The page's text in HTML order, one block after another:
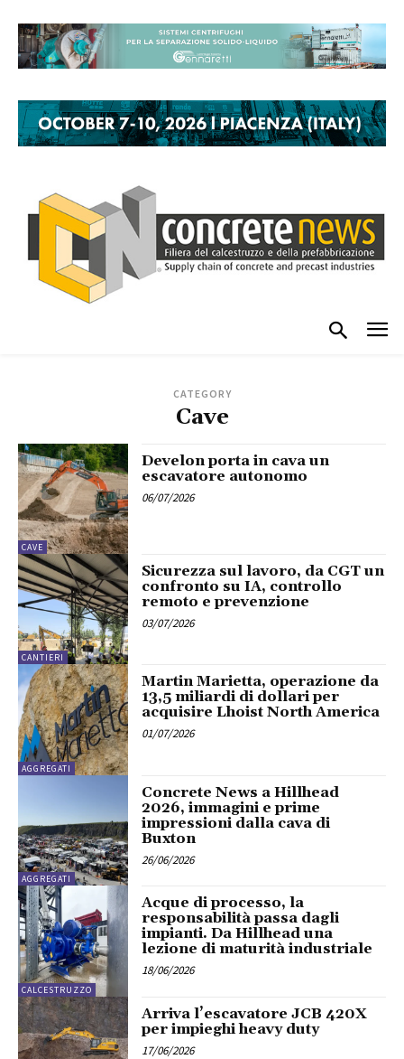
CATEGORY
Cave
CAVE
Develon porta in cava un
escavatore autonomo
06/07/2026
CANTIERI
Sicurezza sul lavoro, da CGT un
confronto su IA, controllo
remoto e prevenzione
03/07/2026
AGGREGATI
Martin Marietta, operazione da
13,5 miliardi di dollari per
acquisire Lhoist North America
01/07/2026
AGGREGATI
Concrete News a Hillhead
2026, immagini e prime
impressioni dalla cava di
Buxton
26/06/2026
CALCESTRUZZO
Acque di processo, la
responsabilità passa dagli
impianti. Da Hillhead una
lezione di maturità industriale
18/06/2026
Arriva l’escavatore JCB 420X
per impieghi heavy duty
17/06/2026